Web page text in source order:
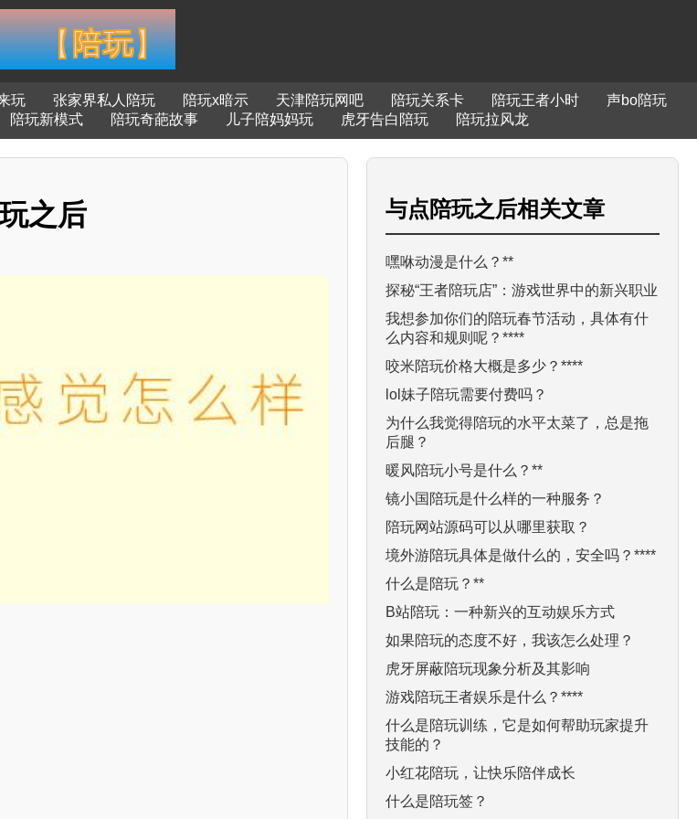
玩 张家界私人陪玩 陪玩x暗示 天津陪玩网吧 陪玩关系卡 陪玩王者小时
声bo陪玩
陪玩新模式 陪玩奇葩故事 儿子陪妈妈玩 虎牙告白陪玩 陪玩拉风龙
之后 与点陪玩之后相关文章
嘿咻动漫是什么？**
探秘“王者陪玩店”：游戏世界中的新兴职业
我想参加你们的陪玩春节活动，具体有什
么内容和规则呢？****
咬米陪玩价格大概是多少？****
lol妹子陪玩需要付费吗？
为什么我觉得陪玩的水平太菜了，总是拖
后腿？
暖风陪玩小号是什么？**
镜小国陪玩是什么样的一种服务？
陪玩网站源码可以从哪里获取？
境外游陪玩具体是做什么的，安全吗？****
什么是陪玩？**
B站陪玩：一种新兴的互动娱乐方式
如果陪玩的态度不好，我该怎么处理？
虎牙屏蔽陪玩现象分析及其影响
游戏陪玩王者娱乐是什么？****
什么是陪玩训练，它是如何帮助玩家提升
技能的？
小红花陪玩，让快乐陪伴成长
什么是陪玩签？